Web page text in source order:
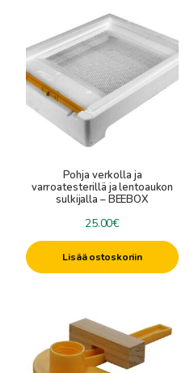
Pohja verkolla ja
varroatesterillä ja lentoaukon
sulkijalla – BEEBOX
25.00€
Lisää ostoskoriin